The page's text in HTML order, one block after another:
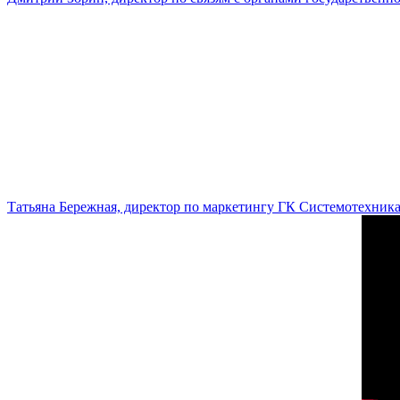
Татьяна Бережная, директор по маркетингу ГК Системотехника